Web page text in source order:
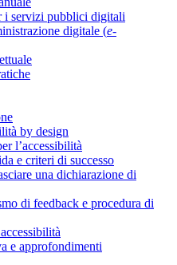
i servizi pubblici digitali
digitale (e-
by design
l’accessibilità
e criteri di successo
una dichiarazione di
di feedback e procedura di
e approfondimenti